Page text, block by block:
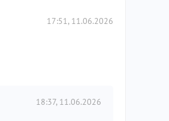
17:51, 11.06.2026
18:37, 11.06.2026